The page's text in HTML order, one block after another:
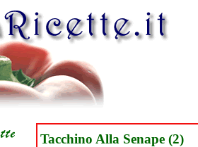
Tacchino Alla Senape (2)